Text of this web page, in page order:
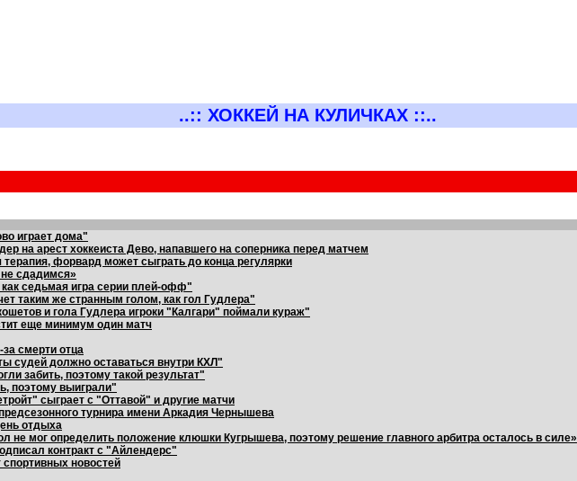
..:: ХОККЕЙ НА КУЛИЧКАХ ::..
играет дома"
на арест хоккеиста Дево, напавшего на соперника перед матчем
терапия, форвард может сыграть до конца регулярки
сдадимся»
седьмая игра серии плей-офф"
таким же странным голом, как гол Гудлера"
и гола Гудлера игроки "Калгари" поймали кураж"
еще минимум один матч
смерти отца
судей должно оставаться внутри КХЛ"
забить, поэтому такой результат"
поэтому выиграли"
сыграет с "Оттавой" и другие матчи
турнира имени Аркадия Чернышева
отдыха
не мог определить положение клюшки Кугрышева, поэтому решение главного арбитра осталось в силе»
контракт с "Айлендерс"
новостей